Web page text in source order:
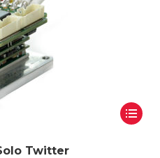
Twitter